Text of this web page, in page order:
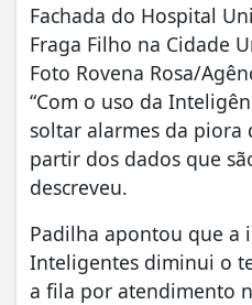
Fachada do Hospital
Fraga Filho na Cidade
Foto Rovena Rosa/
“Com o uso da
soltar alarmes da piora
partir dos dados que
descreveu.
Padilha apontou que a
Inteligentes diminui o
a fila por atendimento